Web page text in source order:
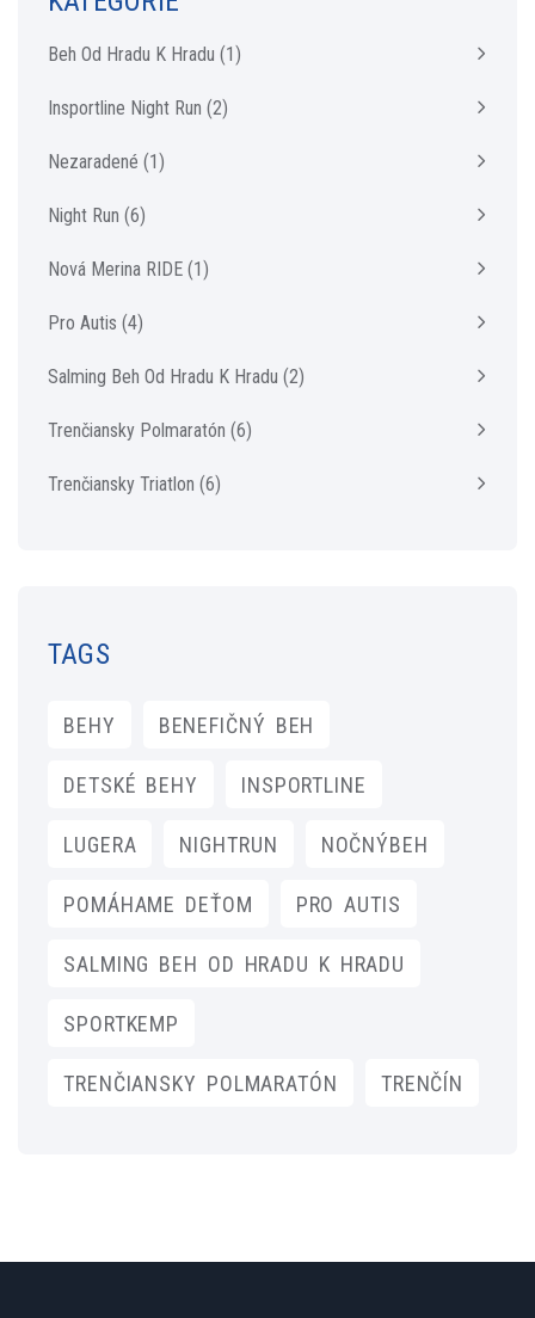
Beh Od Hradu K Hradu (1)
Insportline Night Run (2)
Nezaradené (1)
Night Run (6)
Nová Merina RIDE (1)
Pro Autis (4)
Salming Beh Od Hradu K Hradu (2)
Trenčiansky Polmaratón (6)
Trenčiansky Triatlon (6)
TAGS
BEHY BENEFIČNÝ BEH
DETSKÉ BEHY INSPORTLINE
LUGERA NIGHTRUN NOČNÝBEH
POMÁHAME DEŤOM PRO AUTIS
SALMING BEH OD HRADU K HRADU
SPORTKEMP
TRENČIANSKY POLMARATÓN TRENČÍN